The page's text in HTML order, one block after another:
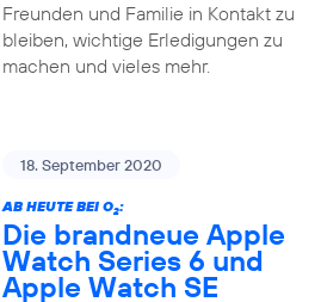
Freunden und Familie in Kontakt zu
bleiben, wichtige Erledigungen zu
machen und vieles mehr.
18. September 2020
AB HEUTE BEI O2:
Die brandneue Apple
Watch Series 6 und
Apple Watch SE